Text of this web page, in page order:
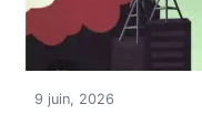
9 juin, 2026